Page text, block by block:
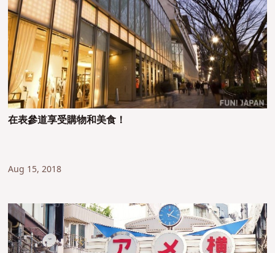
在表參道享受購物和美食！
Aug 15, 2018